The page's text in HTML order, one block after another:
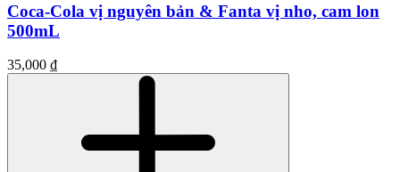
Coca-Cola vị nguyên bản & Fanta vị nho, cam lon
500mL
35,000 ₫